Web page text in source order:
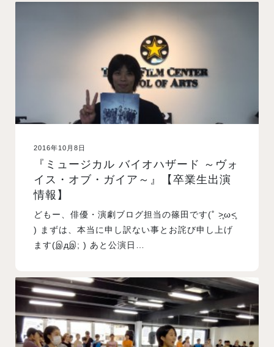
就職・デビュー
オープンキャンパス
訪問者別メニュー
2016年10月8日
『ミュージカル バイオハザード ～ヴォ
イス・オブ・ガイア～』【卒業生出演
情報】
どもー、俳優・演劇ブログ担当の篠田です(˚ ˃̣̣̥ω˂̣̣̥
) まずは、本当に申し訳ない事とお詫び申し上げ
ます(இдஇ; ) あと公演日…